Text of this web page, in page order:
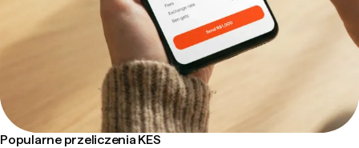
Popularne przeliczenia KES